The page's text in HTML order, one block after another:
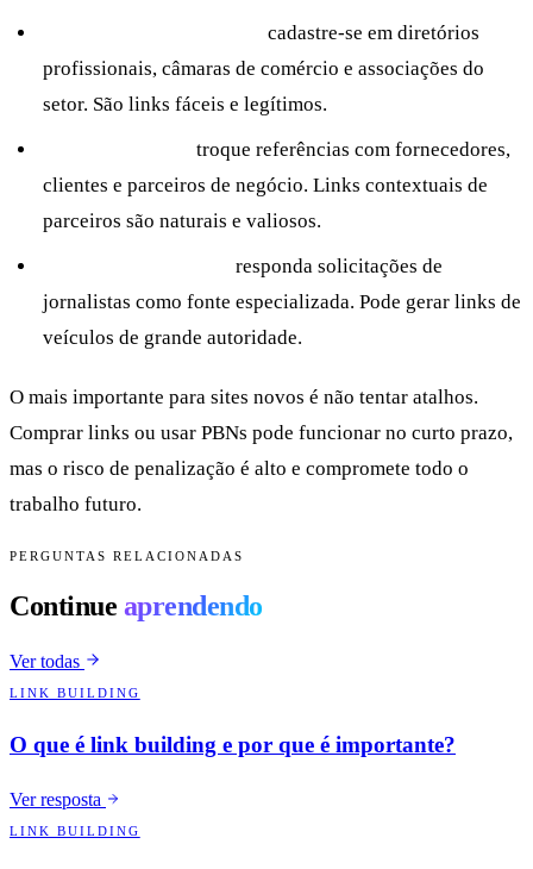
cadastre-se em diretórios
profissionais, câmaras de comércio e associações do
setor. São links fáceis e legítimos.
troque referências com fornecedores,
clientes e parceiros de negócio. Links contextuais de
parceiros são naturais e valiosos.
responda solicitações de
jornalistas como fonte especializada. Pode gerar links de
veículos de grande autoridade.
O mais importante para sites novos é não tentar atalhos.
Comprar links ou usar PBNs pode funcionar no curto prazo,
mas o risco de penalização é alto e compromete todo o
trabalho futuro.
PERGUNTAS RELACIONADAS
Continue aprendendo
Ver todas
LINK BUILDING
O que é link building e por que é importante?
Ver resposta
LINK BUILDING